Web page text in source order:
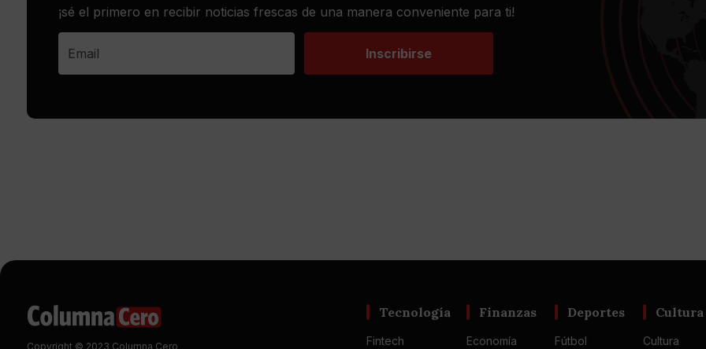
¡sé el primero en recibir noticias frescas de una manera conveniente para ti!
Inscribirse
Copyright © 2023 Columna Cero
Tecnología
Fintech
Finanzas
Economía
Deportes
Fútbol
Cultura
Cultura